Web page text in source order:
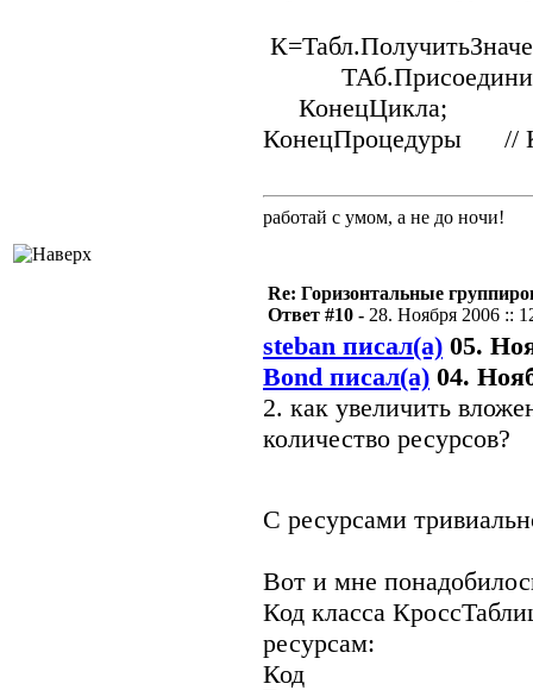
КонецЦикла;
КонецПроцедуры //
работай с умом, а не до ночи!
Re: Горизонтальные
Ответ #10 - 28. Ноября 2006 ::
steban писал(а) 05.
Bond писал(а) 04.
2. как увеличить
количество ресурсов?
С ресурсами
Вот и мне
Код класса
ресурсам:
Код